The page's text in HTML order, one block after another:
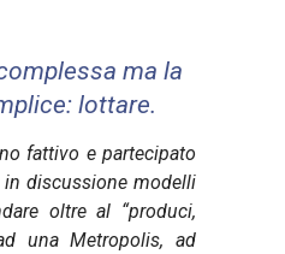
ma la
lottare.
fattivo e partecipato
discussione modelli
oltre al “produci,
una Metropolis, ad